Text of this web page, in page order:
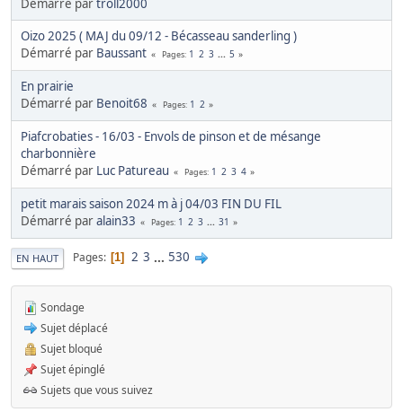
Oizo 2025 ( MAJ du 09/12 - Bécasseau sanderling )
Démarré par Baussant Pages 1 2 3 ... 5
En prairie
Démarré par Benoit68 Pages 1 2
Piafcrobaties - 16/03 - Envols de pinson et de mésange
charbonnière
Démarré par Luc Patureau Pages 1 2 3 4
petit marais saison 2024 m à j 04/03 FIN DU FIL
Démarré paralain33 Pages 1 2 3 ... 31
EN HAUT Pages 1 2 3 ... 530
Sondage
Sujet déplacé
Sujet bloqué
Sujet épinglé
Sujets que vous suivez